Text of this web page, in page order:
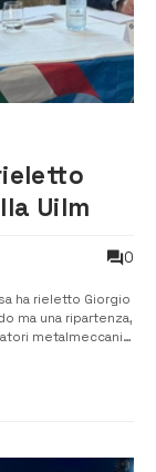
Uilm
0
ha rieletto Giorgio
ma una ripartenza,
metalmeccanici
livelli o...